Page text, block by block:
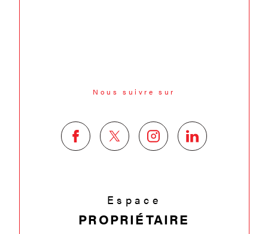
Nous suivre sur
Espace
PROPRIÉTAIRE